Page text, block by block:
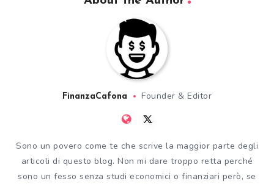
FinanzaCafona Founder & Editor
Sono un povero come te che scrive la maggior parte degli
articoli di questo blog. Non mi dare troppo retta perché
sono un fesso senza studi economici o finanziari però, se